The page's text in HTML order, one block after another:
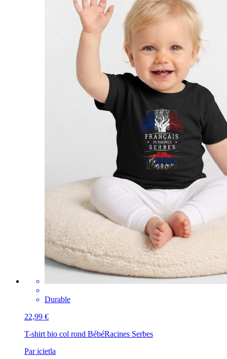
Durable
22,99 €
T-shirt bio col rond BébéRacines Serbes
Par icietla